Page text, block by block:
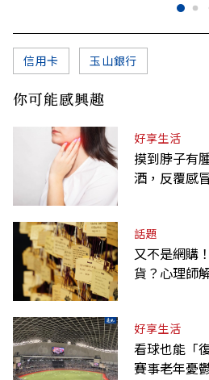
信用卡 玉山銀行
你可能感興趣
好享生活
摸到脖子有
酒，反覆感
話題
又不是網購
貨？心理師
好享生活
看球也能「
賽事老年憂